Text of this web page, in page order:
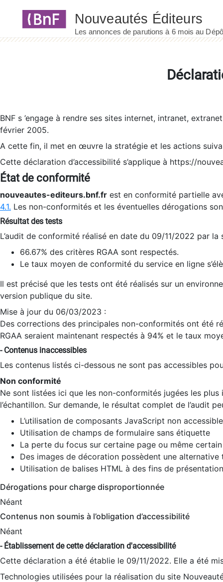
BNF s ’engage à rendre ses sites internet, intranet,
février 2005.
A cette fin, il met en œuvre la stratégie et les actions
Cette déclaration d’accessibilité s’applique à https://
État de conformité
nouveautes-editeurs.bnf.fr est en conformité partielle
4.1. Les non-conformités et les éventuelles dérogations
Résultat des tests
L’audit de conformité réalisé en date du 09/11/2022 par
66.67% des critères RGAA sont respectés.
Le taux moyen de conformité du service en ligne
Il est précisé que les tests ont été réalisés sur un
version publique du site.
Mise à jour du 06/03/2023 :
Des corrections des principales non-conformités ont été
RGAA seraient maintenant respectés à 94% et le taux
- Contenus inaccessibles
Les contenus listés ci-dessous ne sont pas accessibles
Non conformité
Ne sont listées ici que les non-conformités jugées les
l’échantillon. Sur demande, le résultat complet de l’audit
L’utilisation de composants JavaScript non
Utilisation de champs de formulaire sans étiquette
La perte du focus sur certaine page ou même
Des images de décoration possèdent une alternative
Utilisation de balises HTML à des fins de
Dérogations pour charge disproportionnée
Néant
Contenus non soumis à l’obligation d’accessibilité
Néant
- Établissement de cette déclaration d'accessibilité
Cette déclaration a été établie le 09/11/2022. Elle a été
Technologies utilisées pour la réalisation du site